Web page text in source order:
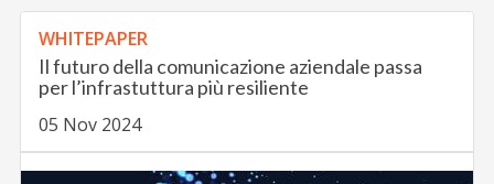
WHITEPAPER
Il futuro della comunicazione aziendale passa
per l’infrastuttura più resiliente
05 Nov 2024